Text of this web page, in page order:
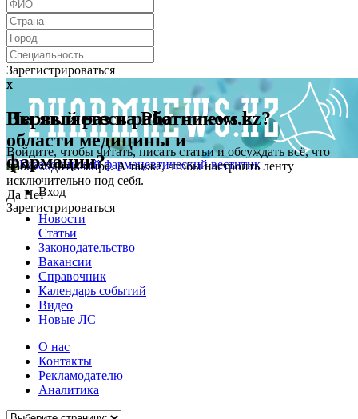
Зарегистрироваться
x
Первый раз на Pharmnews.kz?
Войдите, чтобы читать, писать статьи и обсуждать всё, что
происходит в мире. А также, чтобы настроить ленту
исключительно под себя.
Зарегистрироваться
x
Вы являетесь работником в
области медицины и
фармации?
Да НетВход
Новости
Статьи
Законодательство
Вакансии
Справочник
Календарь событий
Видео
Новые ЛС
О нас
Контакты
Рекламодателю
Аналитика